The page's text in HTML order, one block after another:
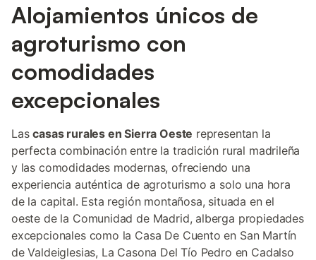
Alojamientos únicos de
agroturismo con
comodidades
excepcionales
Lascasas rurales en Sierra Oeste representan la
perfecta combinación entre la tradición rural madrileña
y las comodidades modernas, ofreciendo una
experiencia auténtica de agroturismo a solo una hora
de la capital. Esta región montañosa, situada en el
oeste de la Comunidad de Madrid, alberga propiedades
excepcionales como la Casa De Cuento en San Martín
de Valdeiglesias, La Casona Del Tío Pedro en Cadalso